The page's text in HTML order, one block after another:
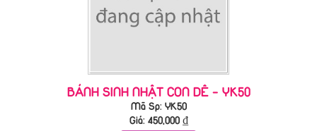
BÁNH SINH NHẬT CON DÊ - YK50
Mã Sp: YK50
Giá: 450,000₫